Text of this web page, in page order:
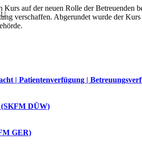
Kurs auf der neuen Rolle der Betreuenden
verschaffen. Abgerundet wurde der
| Patientenverfügung |
(SKFM DÜW)
GER)